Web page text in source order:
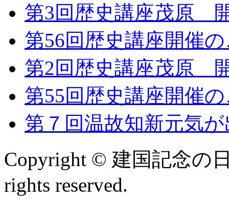
第3回歴史講座茂原
第56回歴史講座開催
第2回歴史講座茂原
第55回歴史講座開催
第７回温故知新元気
Copyright © 建国記念の
rights reserved.